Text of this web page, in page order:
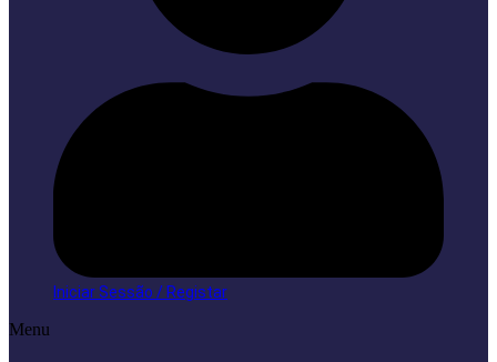
Iniciar Sessão / Registar
Menu